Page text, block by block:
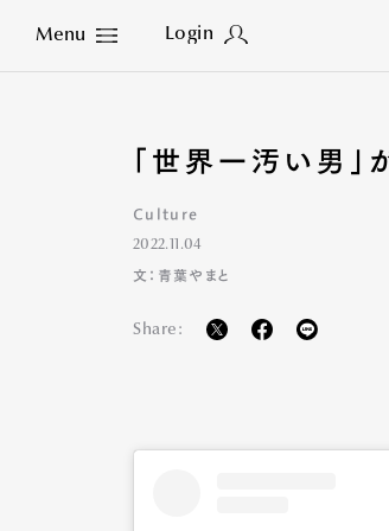
Menu Login
Close
「世界一汚い男
Culture
2022.11.04
文：青葉やまと
Share: